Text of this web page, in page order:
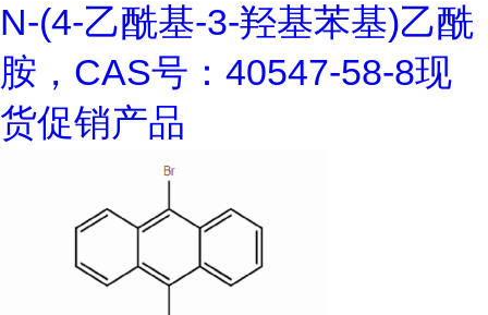
N-(4-乙酰基-3-羟基苯基)乙酰
胺，CAS号：40547-58-8现
货促销产品